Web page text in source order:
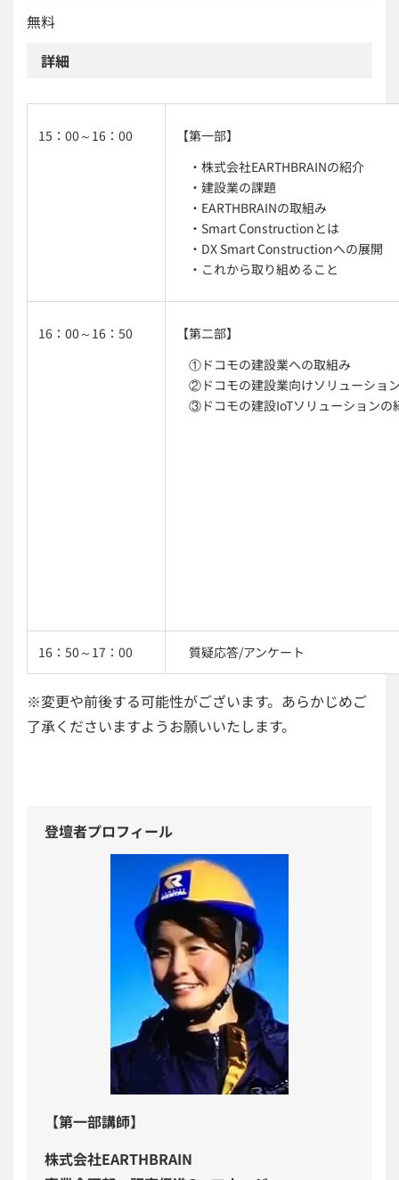
無料
詳細
15：00～16：00
【第一部】
・株式会社EARTHBRAINの紹介
・建設業の課題
・EARTHBRAINの取組み
・Smart Constructionとは
・DX Smart Constructionへの展開
・これから取り組めること
16：00～16：50
【第二部】
①ドコモの建設業への取組み
②ドコモの建設業向けソリューショ
③ドコモの建設IoTソリューションの
16：50～17：00 質疑応答/アンケート
※変更や前後する可能性がございます。あらかじめご
了承くださいますようお願いいたします。
登壇者プロフィール
【第一部講師】
株式会社EARTHBRAIN